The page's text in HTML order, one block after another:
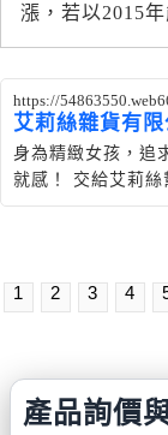
漲，若以2015
https://
艾莉絲雜貨有限
身為精緻女孩，追
就感！ 交給艾莉絲
1 2 3 4
產品詢價